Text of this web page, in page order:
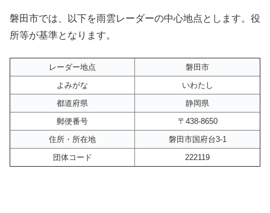
磐田市では、以下を雨雲レーダーの中心地点とします。役
所等が基準となります。
レーダー地点
磐田市
よみがな
いわたし
都道府県
静岡県
郵便番号
〒438-8650
住所・所在地
磐田市国府台3-1
団体コード
222119